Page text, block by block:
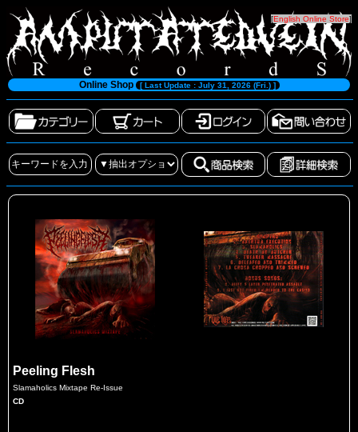
[English Online Store]
Online Shop [ Last Update : July 31, 2026 (Fri.) ]
Peeling Flesh
Slamaholics Mixtape Re-Issue
CD